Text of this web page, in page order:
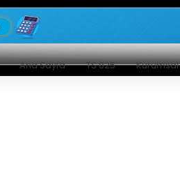
Ana Sayfa TS 825 Kurumsal